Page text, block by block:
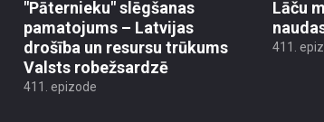
"Pāternieku" slēgšanas
pamatojums – Latvijas
drošība un resursu trūkums
Valsts robežsardzē
411. epizode
Lāču
411.